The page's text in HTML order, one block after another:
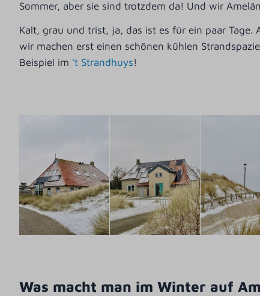
Sommer, aber sie sind trotzdem da! Und wir
Kalt, grau und trist, ja, das ist es für ein paar
wir machen erst einen schönen kühlen
Beispiel im 't Strandhuys!
Was macht man im Winter auf